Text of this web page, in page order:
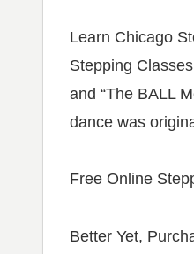
Learn Chicago
Stepping
and “The BALL
dance was
Free Online
Better Yet,